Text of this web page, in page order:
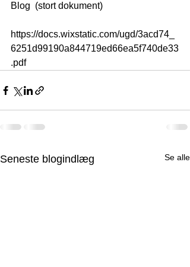
Blog  (stort dokument)
https://docs.wixstatic.com/ugd/3acd74_
6251d99190a844719ed66ea5f740de33
.pdf
Seneste blogindlæg Se alle